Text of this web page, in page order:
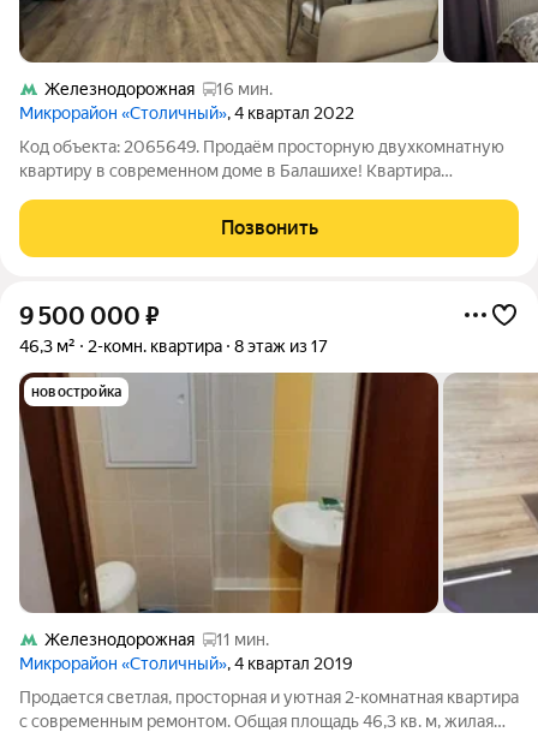
Железнодорожная
16 мин.
Микрорайон «Столичный», 4 квартал 2022
Код объекта: 2065649. Продаём просторную двухкомнатную
квартиру в современном доме в Балашихе! Квартира
дома, построенного в 2023 году. Общая площадь 48,3 кв. м,
Позвонить
9 500 000 ₽
46,3 м² 2-комн. квартира 8 этаж из 17
новостройка
Железнодорожная
11 мин.
Микрорайон «Столичный», 4 квартал 2019
Продается светлая, просторная и уютная 2-комнатная квартира
с современным ремонтом. Общая площадь 46,3 кв. м, жилая